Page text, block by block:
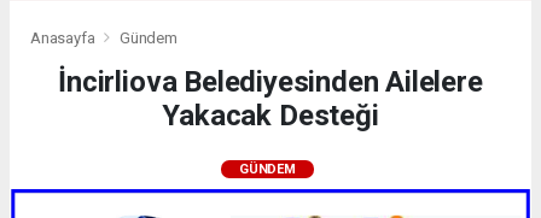
Anasayfa Gündem
İncirliova Belediyesinden Ailelere
Yakacak Desteği
GÜNDEM